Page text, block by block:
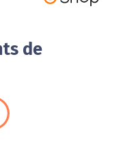
de